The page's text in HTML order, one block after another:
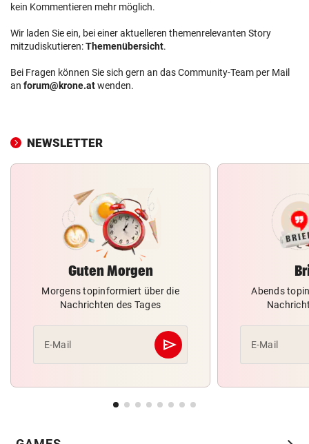
kein Kommentieren mehr möglich.
Wir laden Sie ein, bei einer aktuelleren themenrelevanten Story
mitzudiskutieren:Themenübersicht.
Bei Fragen können Sie sich gern an das Community-Team per Mail
an forum@krone.atwenden.
NEWSLETTER
Guten Morgen
Morgens topinformiert über die
Nachrichten des Tages
E-Mail send
Abschicken
Abends
E-Mail